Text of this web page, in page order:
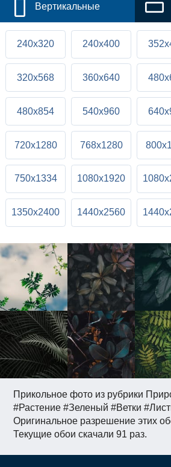
Прикольное фото из рубрики
#Растение #Зеленый #Ветки
Оригинальное разрешение этих
Текущие обои скачали 91 раз.
Вертикальные
240x320 240x400
320x568 360x640
480x854 540x960
720x1280 768x1280
750x1334 1080x1920
1350x2400 1440x2560